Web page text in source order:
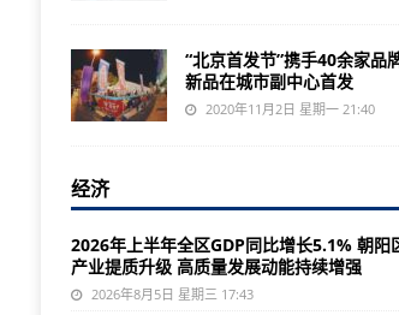
“北京首发节”携手40余家品
新品在城市副中心首发
2020年11月2日 星期一 21:40
经济
2026年上半年全区GDP同比增长5.1% 朝阳
产业提质升级 高质量发展动能持续增强
2026年8月5日 星期三 17:43